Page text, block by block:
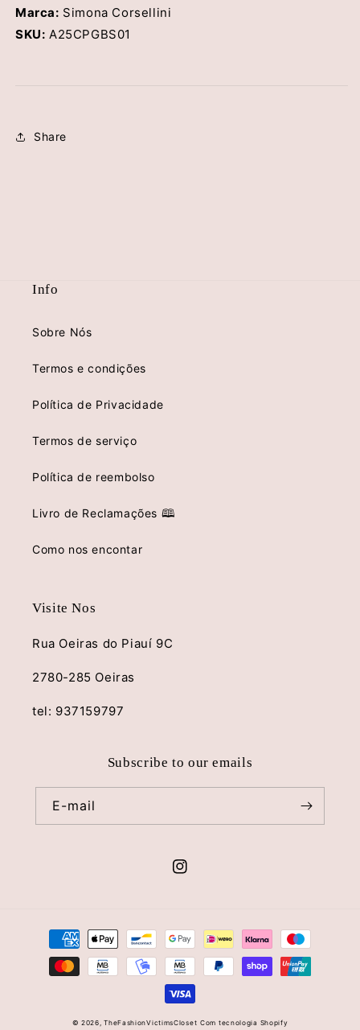
Marca: Simona Corsellini
SKU: A25CPGBS01
Share
Info
Sobre Nós
Termos e condições
Política de Privacidade
Termos de serviço
Política de reembolso
Livro de Reclamações 🕮
Como nos encontar
Visite Nos
Rua Oeiras do Piauí 9C
2780-285 Oeiras
tel: 937159797
Subscribe to our emails
E-mail
Instagram
Métodos
pagamento
© 2026,TheFashionVictimsCloset Com tecnologia Shopify